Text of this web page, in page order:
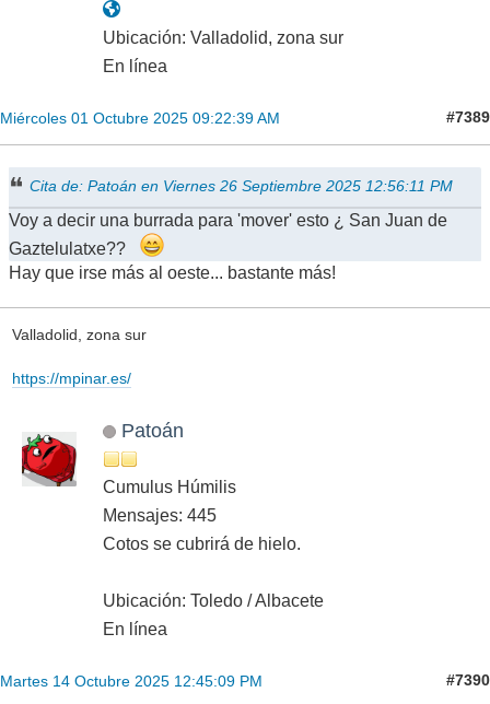
Ubicación: Valladolid, zona sur
En línea
Miércoles 01 Octubre 2025 09:22:39 AM #7389
Cita de: Patoán en Viernes 26 Septiembre 2025 12:56:11 PM
Voy a decir una burrada para 'mover' esto ¿ San Juan de
Gaztelulatxe??
Hay que irse más al oeste... bastante más!
Valladolid, zona sur
https://mpinar.es/
Patoán
Cumulus Húmilis
Mensajes: 445
Cotos se cubrirá de hielo.
Ubicación: Toledo / Albacete
En línea
Martes 14 Octubre 2025 12:45:09 PM #7390